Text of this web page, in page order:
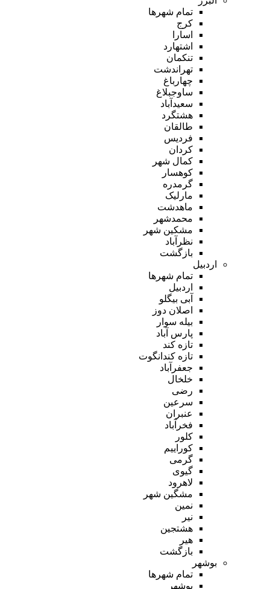
تمام شهر‌ها
کرج
اسارا
اشتهارد
تنکمان
تهراندشت
چهارباغ
ساوجبلاغ
سعیدآباد
هشتگرد
طالقان
فردیس
کردان
کمال شهر
کوهسار
گرمدره
مارلیک
ماهدشت
محمدشهر
مشکین شهر
نظرآباد
بازگشت
اردبیل
تمام شهر‌ها
اردبیل
آبی بیگلو
اصلان دوز
بیله سوار
پارس آباد
تازه کند
تازه کندانگوت
جعفرآباد
خلخال
رضی
سرعین
عنبران
فخرآباد
کلور
کوراییم
گرمی
گیوی
لاهرود
مشگین شهر
نمین
نیر
هشتجین
هیر
بازگشت
بوشهر
تمام شهر‌ها
بوشهر